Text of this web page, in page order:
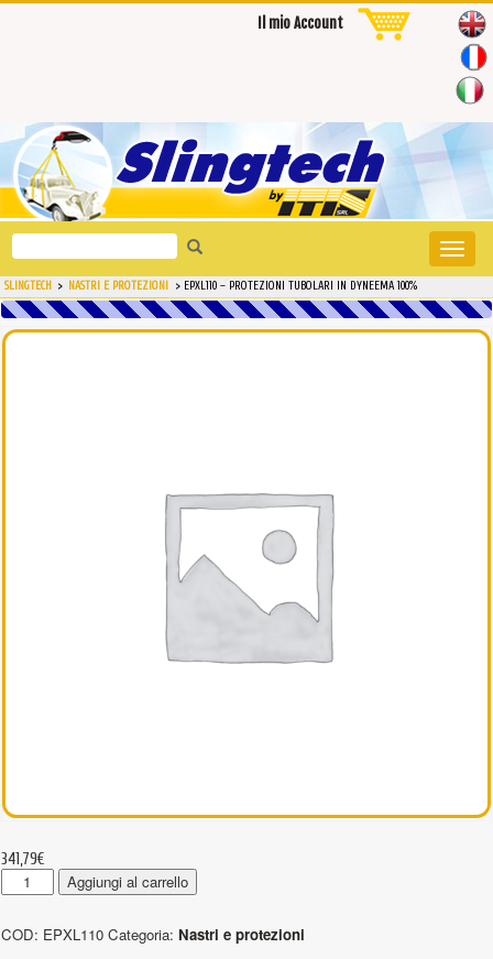
Il mio Account
Toggle
Search
for:
SLINGTECH > NASTRI E PROTEZIONI > EPXL110 – PROTEZIONI TUBOLARI IN DYNEEMA 100%
341,79€
EPXL110
-
tubolari
Aggiungi al carrello
COD: EPXL110 Categoria: Nastri e protezioni